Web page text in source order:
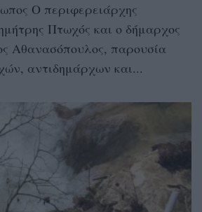
Ο περιφερειάρχης
Πτωχός και ο δήμαρχος
Αθανασόπουλος, παρουσία
αντιδημάρχων και...